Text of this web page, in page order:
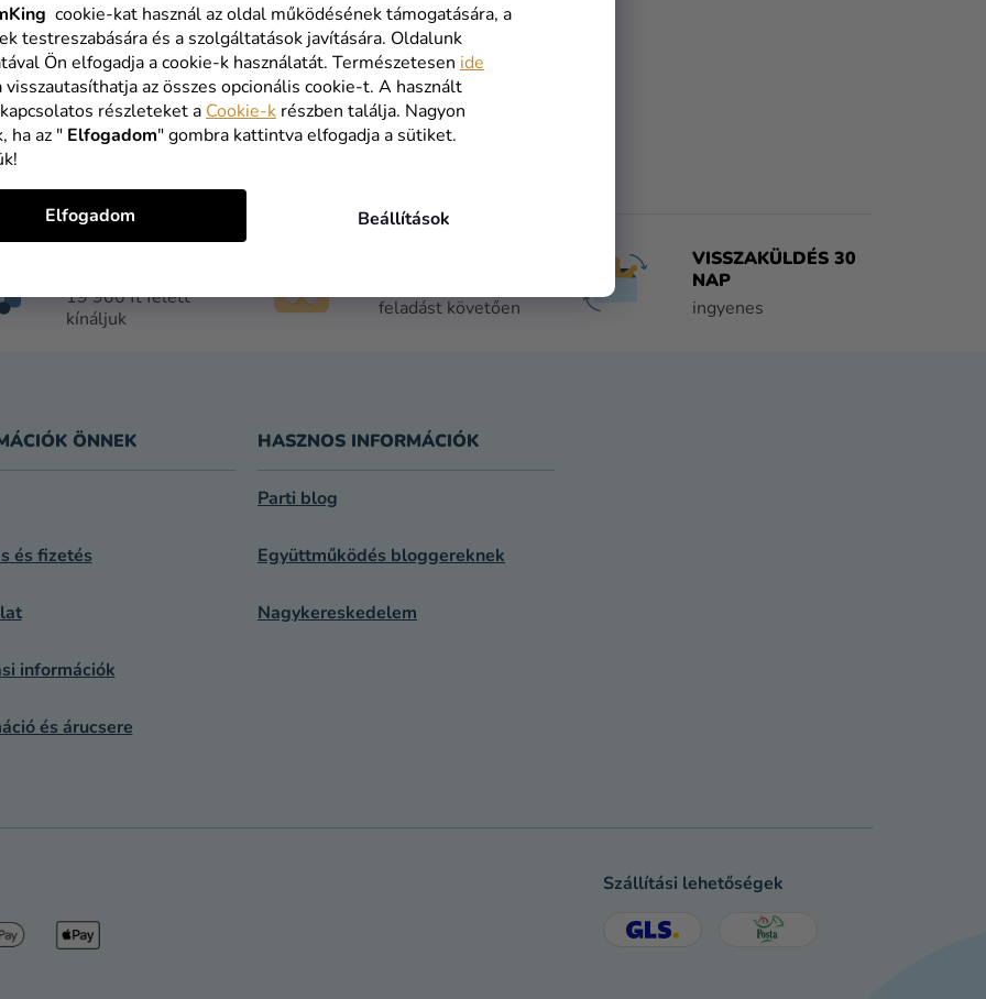
cookie-kat használ az oldal működésének támogatására, a
testreszabására és a szolgáltatások javítására. Oldalunk
Ön elfogadja a cookie-k használatát. Természetesen ide
az összes opcionális cookie-t. A használt
részleteket a Cookie-k részben találja. Nagyon
ha az " Elfogadom" gombra kattintva elfogadja a sütiket.
Beállítások
Elfogadom
VÁSÁRLÁS FOLYTATÁSA
INGYENES
19 900 ft felett
kínáljuk
feladást követően
VISSZAKÜLDÉS 30
NAP
ingyenes
ÖNNEK
és fizetés
információk
és árucsere
HASZNOS INFORMÁCIÓK
Parti blog
Együttműködés bloggereknek
Nagykereskedelem
Szállítási lehetőségek